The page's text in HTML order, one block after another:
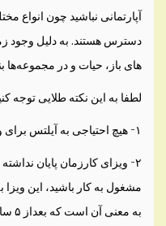
آپارتمانی نباشید چون انواع
دسترس هستند. به دلیل وجود
های باز، حیات و در مجموعه‌ها
لطفا به این نکته طلایی توجه
۱- هیچ احتیاجی به آیلتس برای ویزای کار آفریقای جنوبی نیست.
۲- ویزای کارزمان پایان
مشغول به کار باشید، این
به